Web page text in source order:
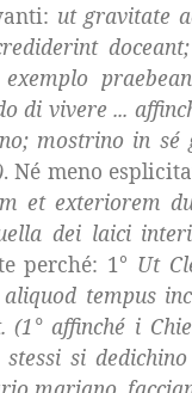
ut gravitate
vivere ...
mostrino in sé
. Né meno
et exteriorem
dei laici
perché: 1° Ut
tempus
affinché i
si